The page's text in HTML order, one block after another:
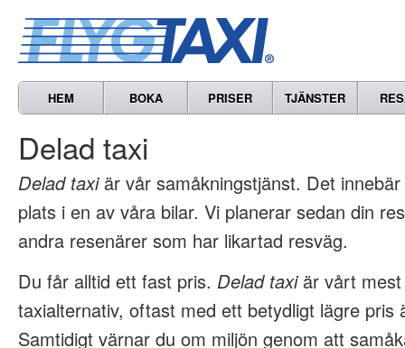
HEM BOKA PRISER TJÄNSTER
Delad taxi
Delad taxiär vår samåkningstjänst. Det
plats i en av våra bilar. Vi planerar sedan din
andra resenärer som har likartad resväg.
Du får alltid ett fast pris. Delad taxiär vårt
taxialternativ, oftast med ett betydligt lägre pris
Samtidigt värnar du om miljön genom att